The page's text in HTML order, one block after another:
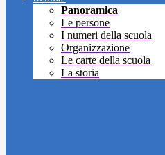
Panoramica
Le persone
I numeri della scuola
Organizzazione
Le carte della scuola
La storia